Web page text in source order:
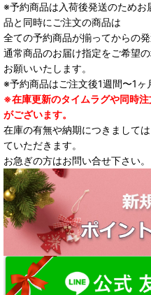
※予約商品は入荷後発送のため
品と同時にご注文の商品は
全ての予約商品が揃ってからの
通常商品のお届け指定をご希望
お願いいたします。
※予約商品はご注文後1週間〜1ヶ
※在庫更新のタイムラグや同時
がございます。
在庫の有無や納期につきまして
ていただきます。
お急ぎの方はお問い合せ下さい。